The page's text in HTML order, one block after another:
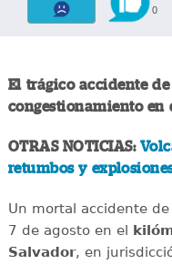
0
El trágico accidente
congestionamiento
OTRAS NOTICIAS:
retumbos y
Un mortal accidente
7 de agosto en el
Salvador, en